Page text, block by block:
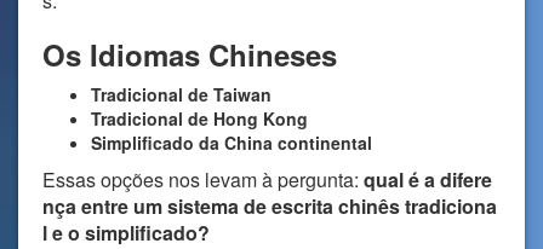
Os Idiomas Chineses
Tradicional de Taiwan
Tradicional de Hong Kong
Simplificado da China continental
Essas opções nos levam à pergunta: qual é a difere
nça entre um sistema de escrita chinês tradiciona
l e o simplificado?